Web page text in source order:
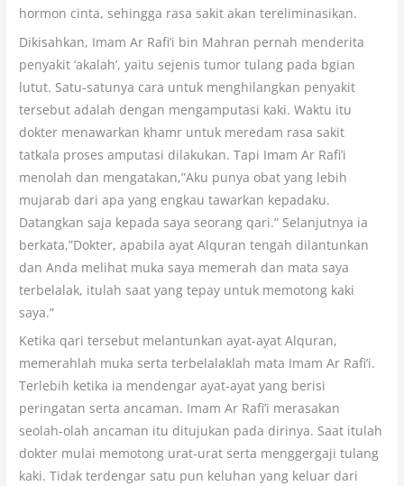
hormon cinta, sehingga rasa sakit akan tereliminasikan.
Dikisahkan, Imam Ar Rafi’i bin Mahran pernah menderita
penyakit ‘akalah’, yaitu sejenis tumor tulang pada bgian
lutut. Satu-satunya cara untuk menghilangkan penyakit
tersebut adalah dengan mengamputasi kaki. Waktu itu
dokter menawarkan khamr untuk meredam rasa sakit
tatkala proses amputasi dilakukan. Tapi Imam Ar Rafi’i
menolah dan mengatakan,”Aku punya obat yang lebih
mujarab dari apa yang engkau tawarkan kepadaku.
Datangkan saja kepada saya seorang qari.” Selanjutnya ia
berkata,”Dokter, apabila ayat Alquran tengah dilantunkan
dan Anda melihat muka saya memerah dan mata saya
terbelalak, itulah saat yang tepay untuk memotong kaki
saya.”
Ketika qari tersebut melantunkan ayat-ayat Alquran,
memerahlah muka serta terbelalaklah mata Imam Ar Rafi’i.
Terlebih ketika ia mendengar ayat-ayat yang berisi
peringatan serta ancaman. Imam Ar Rafi’i merasakan
seolah-olah ancaman itu ditujukan pada dirinya. Saat itulah
dokter mulai memotong urat-urat serta menggergaji tulang
kaki. Tidak terdengar satu pun keluhan yang keluar dari